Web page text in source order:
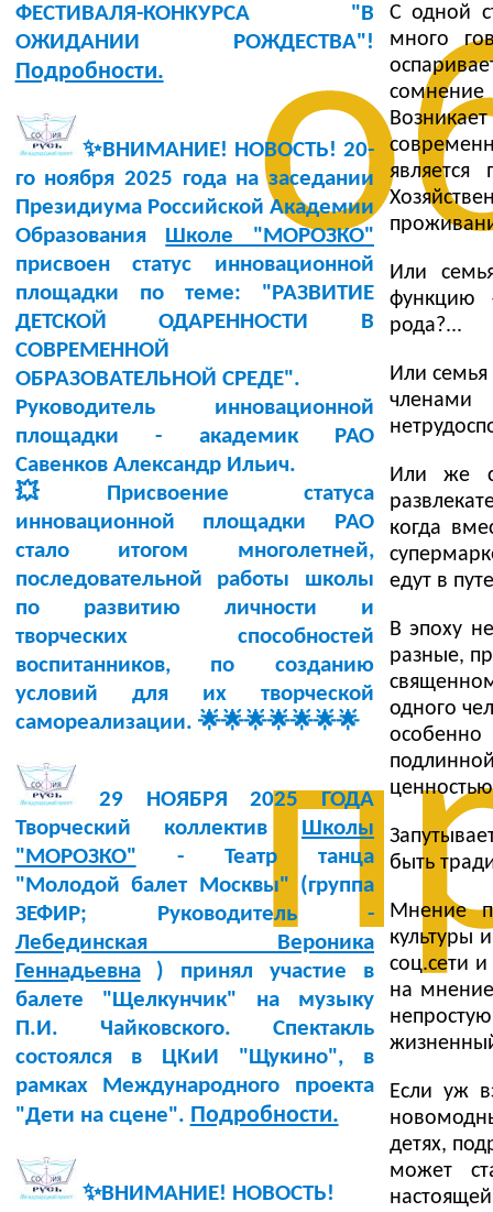
ФЕСТИВАЛЯ-КОНКУРСА "В
ОЖИДАНИИ РОЖДЕСТВА"!
Подробности.
✨ВНИМАНИЕ! НОВОСТЬ! 20-
го ноября 2025 годана заседании
Президиума Российской Академии
Образования Школе "МОРОЗКО"
присвоен статус инновационной
площадки по теме: "РАЗВИТИЕ
ДЕТСКОЙ ОДАРЕННОСТИ В
СОВРЕМЕННОЙ
ОБРАЗОВАТЕЛЬНОЙ СРЕДЕ".
Руководитель инновационной
площадки - академик РАО
Савенков Александр Ильич.
💥Присвоение статуса
инновационной площадки РАО
стало итогом многолетней,
последовательной работы школы
по развитию личности и
творческих способностей
воспитанников, по созданию
условий для их творческой
самореализации. 🌟🌟🌟🌟🌟🌟🌟
29 НОЯБРЯ 2025 ГОДА
Творческий коллектив Школы
"МОРОЗКО" - Театр танца
"Молодой балет Москвы" (группа
ЗЕФИР; Руководитель -
Лебединская Вероника
Геннадьевна) принял участие в
балете "Щелкунчик" на музыку
П.И. Чайковского. Спектакль
состоялся в ЦКиИ "Щукино", в
рамках Международного проекта
"Дети на сцене". Подробности.
✨ВНИМАНИЕ! НОВОСТЬ!
С одной
много
сомнение
Или
функцию
рода?...
Или
Или же
когда
едут в
В эпоху
разные,
одного
особенно
быть
Мнение
культуры
соц.сети
на
Если уж
детях,
может